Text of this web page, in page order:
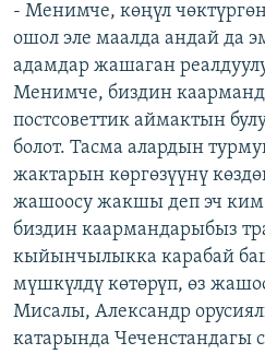
- Менимче, көңүл чөктүргөн
ошол эле маалда андай да
адамдар жашаган
Менимче, биздин
постсоветтик аймактын
болот. Тасма алардын
жактарын көргөзүүнү
жашоосу жакшы деп эч ким
биздин каармандарыбыз
кыйынчылыкка карабай
мүшкүлдү көтөрүп, өз
Мисалы, Александр
катарында Чеченстандагы